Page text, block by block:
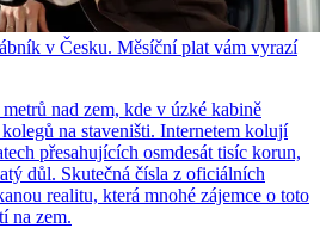
v Česku. Měsíční plat vám vyrazí
nad zem, kde v úzké kabině
na staveništi. Internetem kolují
přesahujících osmdesát tisíc korun,
důl. Skutečná čísla z oficiálních
realitu, která mnohé zájemce o toto
na zem.